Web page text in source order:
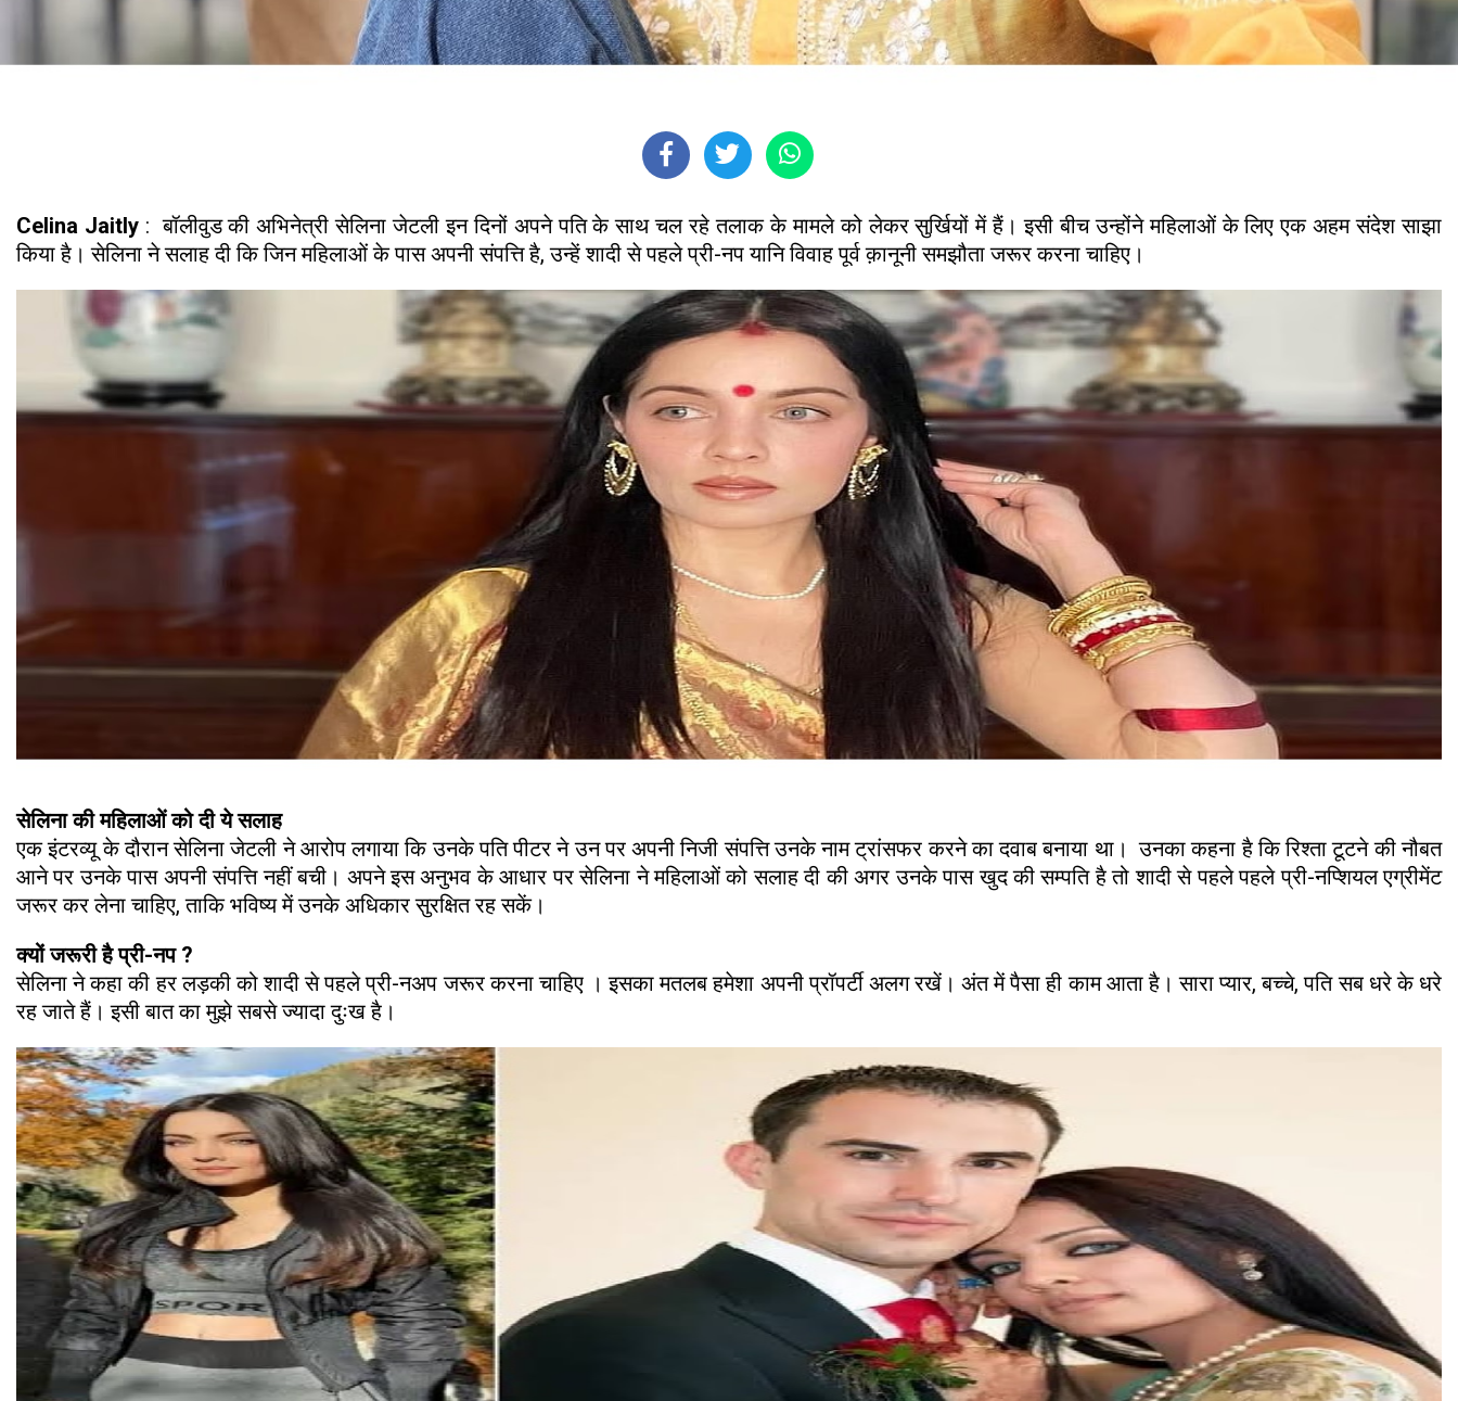
Celina Jaitly : बॉलीवुड की अभिनेत्री सेलिना जेटली इन दिनों अपने पति के साथ चल रहे तलाक के मामले को लेकर सुर्खियों में हैं। इसी बीच उन्होंने महिलाओं के लिए एक अहम संदेश साझा
किया है। सेलिना ने सलाह दी कि जिन महिलाओं के पास अपनी संपत्ति है, उन्हें शादी से पहले प्री-नप यानि विवाह पूर्व क़ानूनी समझौता जरूर करना चाहिए।
सेलिना की महिलाओं को दी ये सलाह
एक इंटरव्यू के दौरान सेलिना जेटली ने आरोप लगाया कि उनके पति पीटर ने उन पर अपनी निजी संपत्ति उनके नाम ट्रांसफर करने का दवाब बनाया था। उनका कहना है कि रिश्ता टूटने की नौबत
आने पर उनके पास अपनी संपत्ति नहीं बची। अपने इस अनुभव के आधार पर सेलिना ने महिलाओं को सलाह दी की अगर उनके पास खुद की सम्पति है तो शादी से पहले पहले प्री-नप्शियल एग्रीमेंट
जरूर कर लेना चाहिए, ताकि भविष्य में उनके अधिकार सुरक्षित रह सकें।
क्यों जरूरी है प्री-नप ?
सेलिना ने कहा की हर लड़की को शादी से पहले प्री-नअप जरूर करना चाहिए । इसका मतलब हमेशा अपनी प्रॉपर्टी अलग रखें। अंत में पैसा ही काम आता है। सारा प्यार, बच्चे, पति सब धरे के धरे
रह जाते हैं। इसी बात का मुझे सबसे ज्यादा दुःख है।